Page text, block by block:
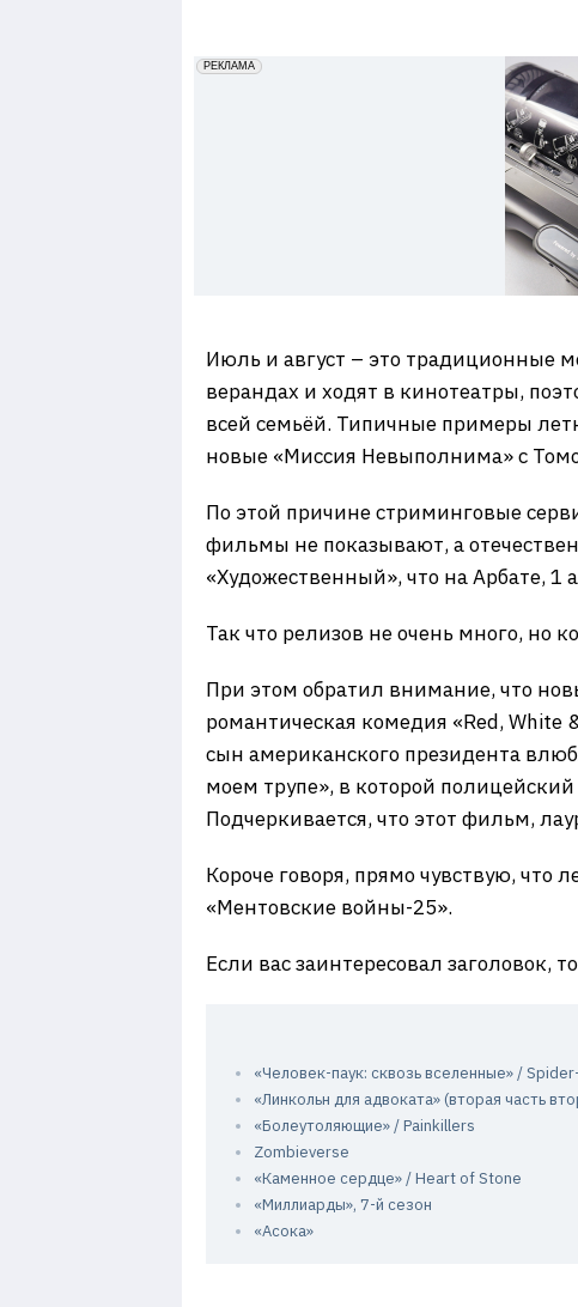
erid: 2VfnxxmNzs5
РЕКЛАМА
Июль и август – это традиционные
верандах и ходят в кинотеатры,
всей семьёй. Типичные примеры
новые «Миссия Невыполнима» с
По этой причине стриминговые
фильмы не показывают, а
«Художественный», что на Арбате, 1
Так что релизов не очень много, но
При этом обратил внимание, что
романтическая комедия «Red, White
сын американского президента
моем трупе», в которой
Подчеркивается, что этот фильм,
Короче говоря, прямо чувствую, что
«Ментовские войны-25».
Если вас заинтересовал заголовок,
«Человек-паук: сквозь вселенные» /
«Линкольн для адвоката» (вторая часть
«Болеутоляющие» / Painkillers
Zombieverse
«Каменное сердце» / Heart of Stone
«Миллиарды», 7-й сезон
«Асока»